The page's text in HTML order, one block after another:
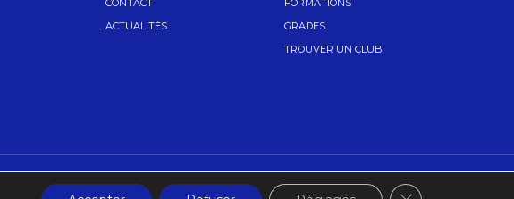
CONTACT
ACTUALITÉS
FORMATIONS
GRADES
TROUVER UN CLUB
Fermer la